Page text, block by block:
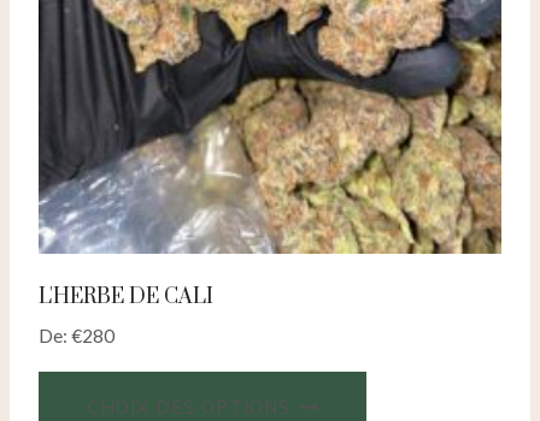
L'HERBE DE CALI
De: €280
CHOIX DES OPTIONS